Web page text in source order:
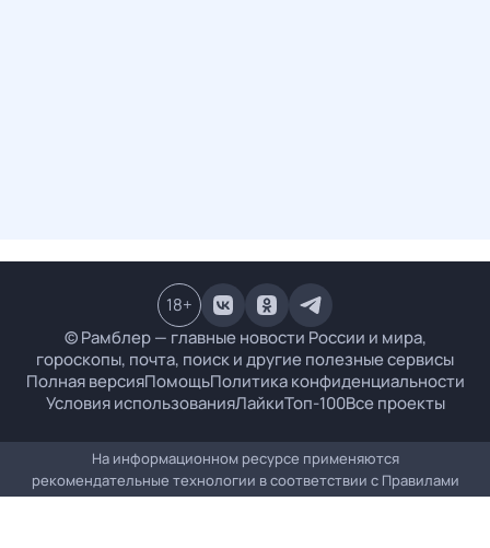
© Рамблер — главные новости России и мира,
гороскопы, почта, поиск и другие полезные сервисы
Полная версияПомощьПолитика конфиденциальности
Условия использованияЛайкиТоп-100Все проекты
18+
На информационном ресурсе применяются
рекомендательные технологии в соответствии с Правилами